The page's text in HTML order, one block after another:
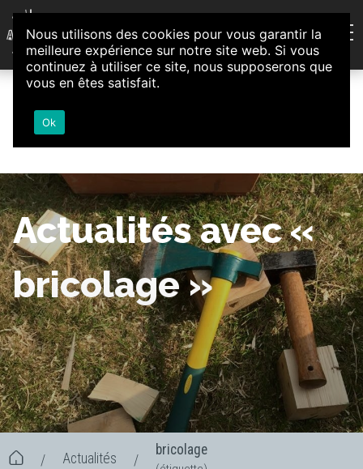
Aller au contenu
Association d'Animation et d'Initiatives Citoyennes
Loire-Authion
Actualités avec «
bricolage »
/ Actualités /
bricolage
Nous utilisons des cookies pour vous garantir la
meilleure expérience sur notre site web. Si vous
continuez à utiliser ce site, nous supposerons que
vous en êtes satisfait.
Ok